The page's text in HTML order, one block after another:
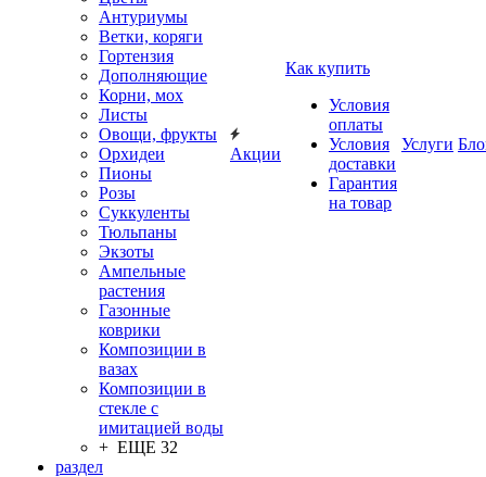
Антуриумы
Ветки, коряги
Гортензия
Дополняющие
Корни, мох
Листы
Овощи, фрукты
Орхидеи
Пионы
Розы
Суккуленты
Тюльпаны
Экзоты
Ампельные
растения
Газонные
коврики
Композиции в
вазах
Композиции в
стекле с
имитацией воды
+ ЕЩЕ 32
раздел
Акции
Как купить
Условия
оплаты
Условия
доставки
Гарантия
на товар
Услуги